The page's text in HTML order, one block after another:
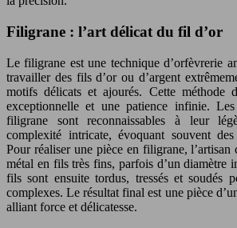
Filigrane : l’art délicat du fil d’or
Le filigrane est une technique d’orfèvrerie
travailler des fils d’or ou d’argent
motifs délicats et ajourés. Cette méthode
exceptionnelle et une patience infinie.
filigrane sont reconnaissables à leur
complexité intricate, évoquant souvent
Pour réaliser une pièce en filigrane, l’artisan
métal en fils très fins, parfois d’un diamètre
fils sont ensuite tordus, tressés et soudés
complexes. Le résultat final est une pièce
alliant force et délicatesse.